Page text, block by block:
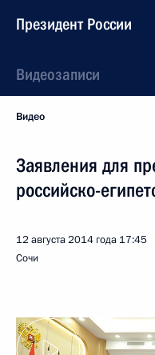
Президент России
Видеозаписи
Видео
Заявления для
российско-
12 августа 2014 года 17:45
Сочи